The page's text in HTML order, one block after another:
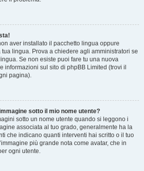
aver installato il pacchetto lingua oppure
lingua. Prova a chiedere agli amministratori se
Se non esiste puoi fare tu una nuova
informazioni sul sito di phpBB Limited (trovi il
pagina).
sotto il mio nome utente?
sotto un nome utente quando si leggono i
associata al tuo grado, generalmente ha la
che indicano quanti interventi hai scritto o il tuo
più grande nota come avatar, che in
ogni utente.